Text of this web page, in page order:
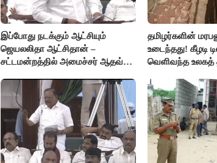
இப்போது நடக்கும் ஆட்சியும்
ஜெயலலிதா ஆட்சிதான் –
சட்டமன்றத்தில் அமைச்சர் ஆதவ்
தமிழர்களின்
உடைந்தது! கீழடி
வெளிவந்த உலகத்